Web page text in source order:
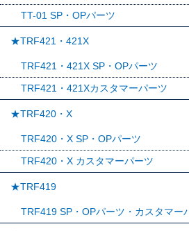
TT-01 SP・OPパーツ
★TRF421・421X
TRF421・421X SP・OPパーツ
TRF421・421Xカスタマーパーツ
★TRF420・X
TRF420・X SP・OPパーツ
TRF420・X カスタマーパーツ
★TRF419
TRF419 SP・OPパーツ・カスタマー